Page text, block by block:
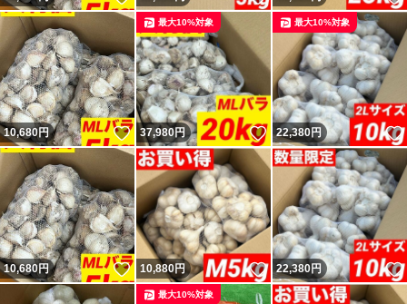
10,680円 いいね！
37,980円 いいね！
最大10%対象
22,380円
最大10%対象
10,680円 いいね！
10,880円 いいね！
22,380円
最大10%対象